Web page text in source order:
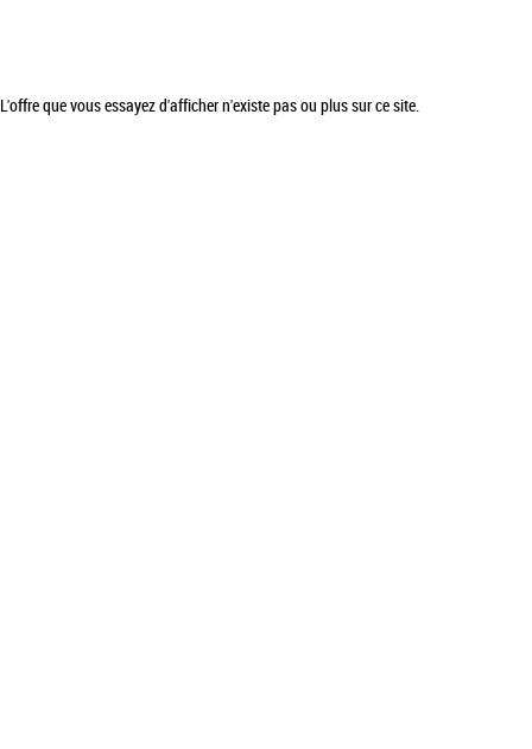
L'offre que vous essayez d'afficher n'existe pas ou plus sur ce site.